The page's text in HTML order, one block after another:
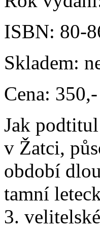
ISBN: 80-
Skladem:
Cena:
Jak
v Žatci,
období
tamní
3.